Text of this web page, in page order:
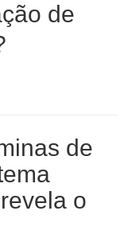
de
de
o